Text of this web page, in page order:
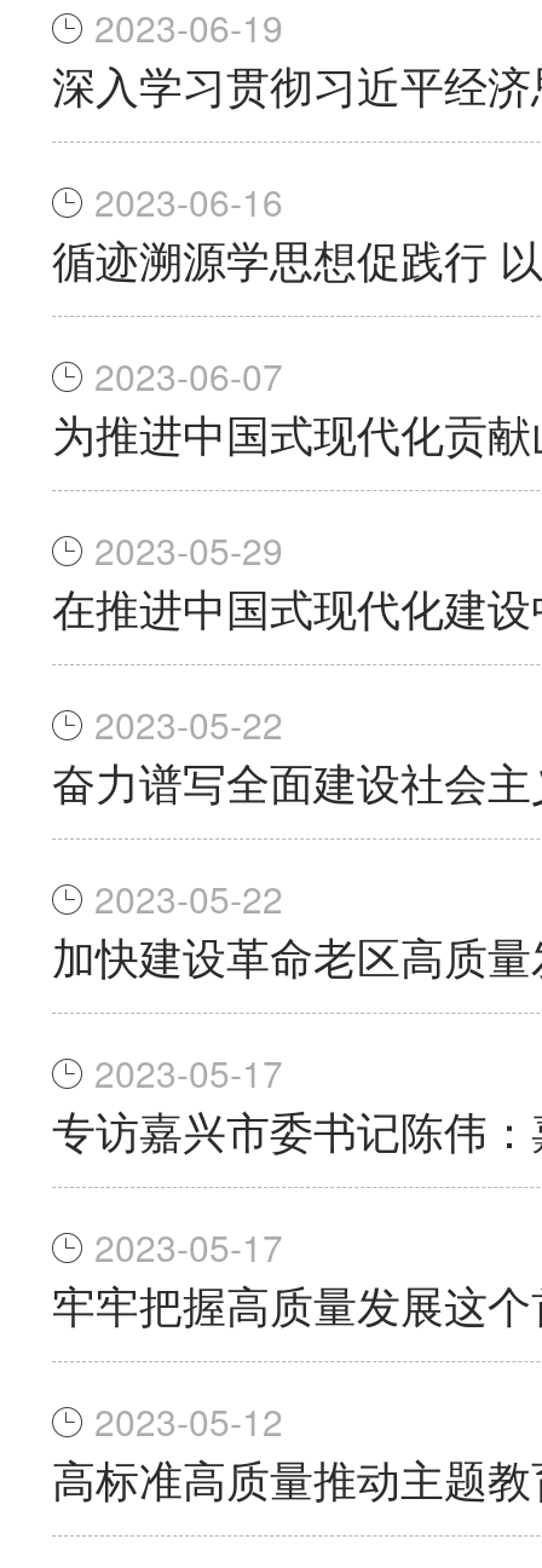
2023-06-19
深入学习贯彻习近平经
2023-06-16
循迹溯源学思想促践行
2023-06-07
为推进中国式现代化贡
2023-05-29
在推进中国式现代化建
2023-05-22
奋力谱写全面建设社会
2023-05-22
加快建设革命老区高质
2023-05-17
专访嘉兴市委书记陈伟
2023-05-17
牢牢把握高质量发展这
2023-05-12
高标准高质量推动主题